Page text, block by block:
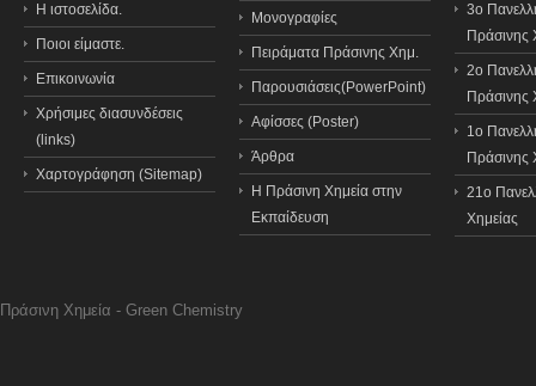
Η ιστοσελίδα.
Ποιοι είμαστε.
Επικοινωνία
Χρήσιμες διασυνδέσεις
(links)
Χαρτογράφηση (Sitemap)
Μονογραφίες
Πειράματα Πράσινης Χημ.
Παρουσιάσεις(PowerPoint)
Αφίσσες (Poster)
Άρθρα
Η Πράσινη Χημεία στην
Εκπαίδευση
3o
Πράσινης
2ο
Πράσινης
1ο
Πράσινης
21o
Χημείας
Πράσινη Χημεία - Green Chemistry